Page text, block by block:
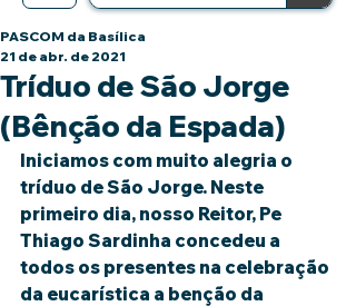
Tríduo de São Jorge
(Bênção da Espada)
PASCOM da Basílica
21 de abr. de 2021
Iniciamos com muito alegria o
tríduo de São Jorge. Neste
primeiro dia, nosso Reitor, Pe
Thiago Sardinha concedeu a
todos os presentes na celebração
da eucarística a benção da